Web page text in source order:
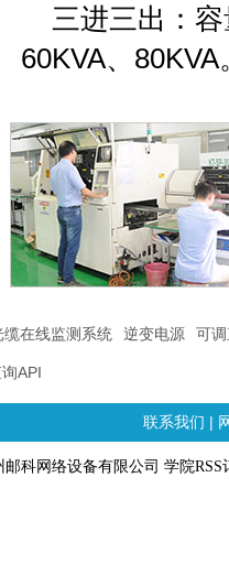
三进三出：容
60KVA、80KVA
缆在线监测系统 逆变电源 可
API
联系我们 |
科网络设备有限公司 学院RSS